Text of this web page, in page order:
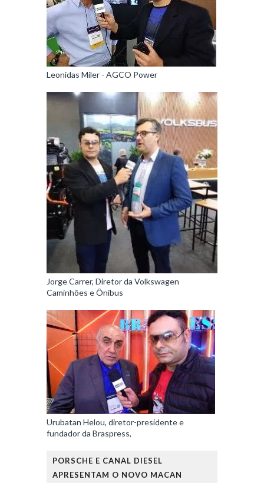
Leonidas Miler - AGCO Power
Jorge Carrer, Diretor da Volkswagen
Caminhões e Ônibus
Urubatan Helou, diretor-presidente e
fundador da Braspress,
PORSCHE E CANAL DIESEL
APRESENTAM O NOVO MACAN